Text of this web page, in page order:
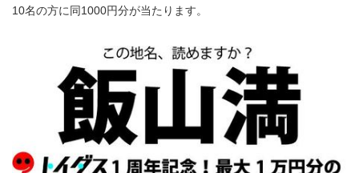
10名の方に同1000円分が当たります。